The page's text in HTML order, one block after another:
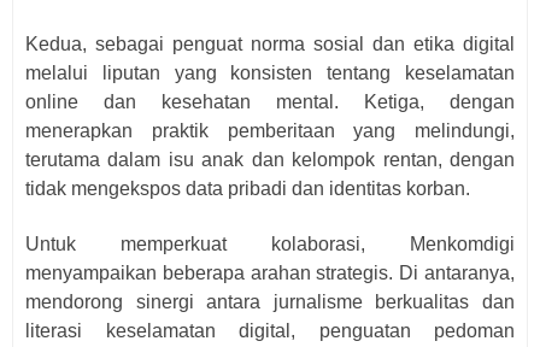
Kedua, sebagai penguat norma sosial dan etika digital
melalui liputan yang konsisten tentang keselamatan
online dan kesehatan mental. Ketiga, dengan
menerapkan praktik pemberitaan yang melindungi,
terutama dalam isu anak dan kelompok rentan, dengan
tidak mengekspos data pribadi dan identitas korban.
Untuk memperkuat kolaborasi, Menkomdigi
menyampaikan beberapa arahan strategis. Di antaranya,
mendorong sinergi antara jurnalisme berkualitas dan
literasi keselamatan digital, penguatan pedoman